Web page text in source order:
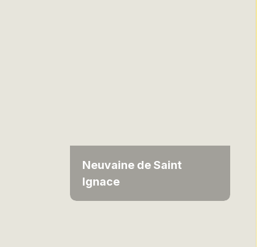
Neuvaine de Saint
Ignace